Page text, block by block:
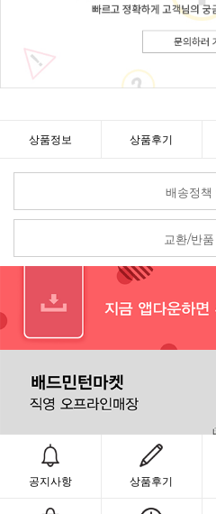
상품정보 상품후기
배송정책
교환/반품
공지사항 상품후기